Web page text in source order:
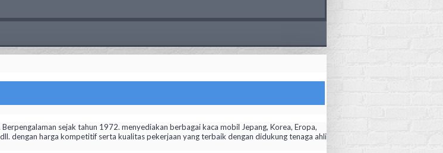
sejak tahun 1972. menyediakan berbagai kaca mobil Jepang, Korea, Eropa,
dengan harga kompetitif serta kualitas pekerjaan yang terbaik dengan didukung tenaga ahli